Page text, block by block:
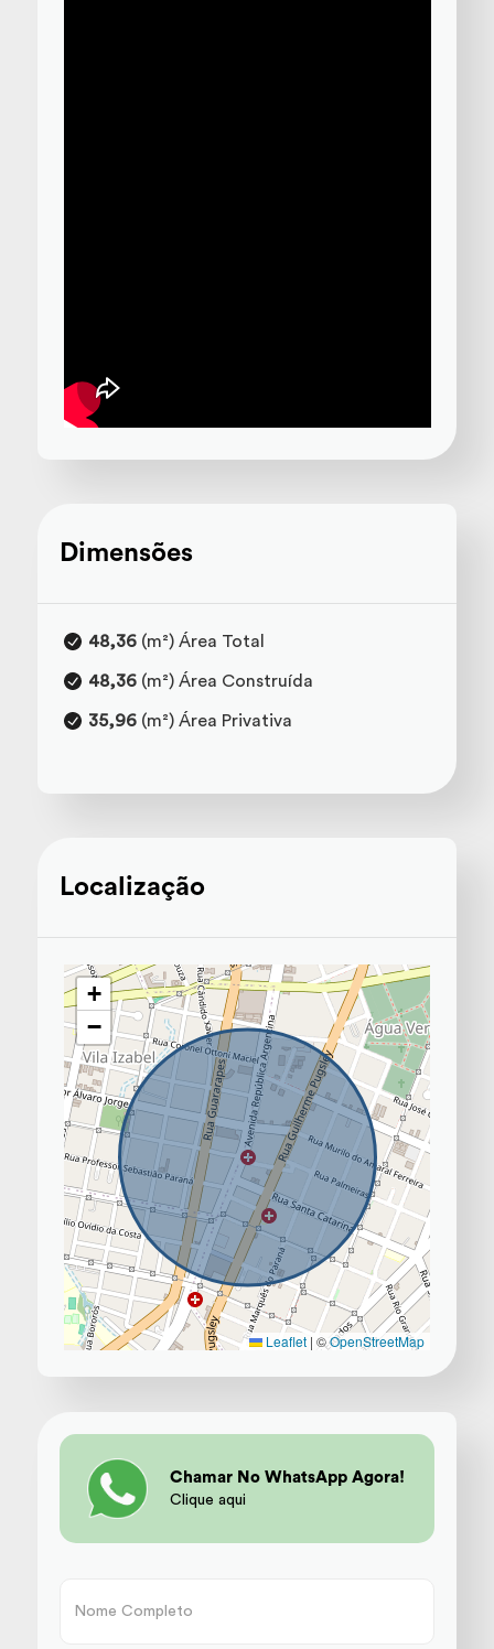
Dimensões
48,36(m²) Área Total
48,36(m²) Área Construída
35,96(m²) Área Privativa
Localização
+
−
Leaflet | ©OpenStreetMap
Chamar No WhatsApp Agora!
Clique aqui